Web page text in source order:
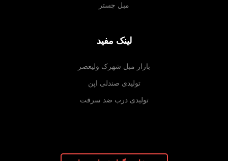
مبل چستر
لینک مفید
بازار مبل شهرک ولیعصر
تولیدی صندلی اپن
تولیدی درب ضد سرقت